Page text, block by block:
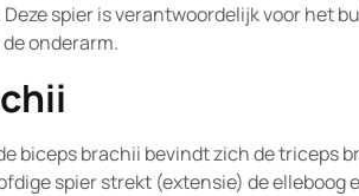
spier is verantwoordelijk voor het
onderarm.
biceps brachii bevindt zich de triceps
spier strekt (extensie) de